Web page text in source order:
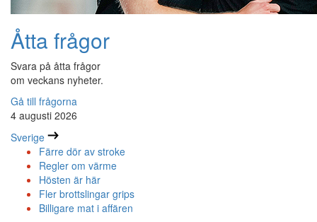
Åtta frågor
Svara på åtta frågor
om veckans nyheter.
Gå till frågorna
4 augusti 2026
Sverige
Färre dör av stroke
Regler om värme
Hösten är här
Fler brottslingar grips
Billigare mat i affären